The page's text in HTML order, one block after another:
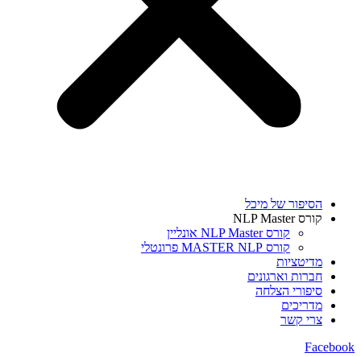
הסיפור של מיכל
קורס NLP Master
קורס NLP Master אונליין
קורס MASTER NLP פרונטלי
מדיטציות
חברות וארגונים
סיפורי הצלחה
מדריכים
צרי קשר
Facebook